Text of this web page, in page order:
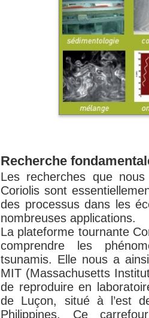
Recherche
Les recherches que
Coriolis sont
des processus dans les
nombreuses applications.
La plateforme tournante
comprendre les
tsunamis. Elle nous a
MIT (Massachusetts
de reproduire en
de Luçon, situé à l’est
Philippines. Ce